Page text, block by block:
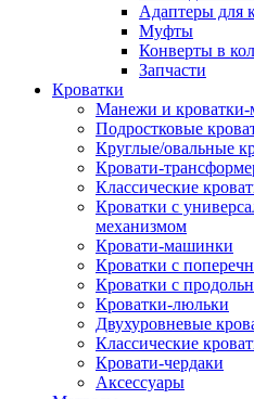
Адаптеры для
Муфты
Конверты в
Запчасти
Кроватки
Манежи и
Подростковые
Круглые/овальные
Кровати-
Классические
Кроватки с
механизмом
Кровати-машинки
Кроватки с
Кроватки с
Кроватки-люльки
Двухуровневые
Классические
Кровати-чердаки
Аксессуары